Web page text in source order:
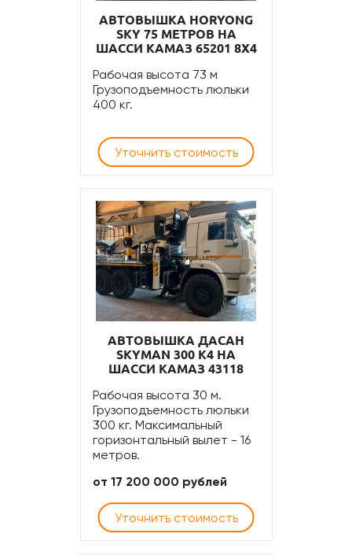
АВТОВЫШКА HORYONG
SKY 75 МЕТРОВ НА
ШАССИ КАМАЗ 65201 8Х4
Рабочая высота 73 м
Грузоподъемность люльки
400 кг.
Уточнить стоимость
АВТОВЫШКА ДАСАН
SKYMAN 300 К4 НА
ШАССИ КАМАЗ 43118
Рабочая высота 30 м.
Грузоподъемность люльки
300 кг. Максимальный
горизонтальный вылет - 16
метров.
от 17 200 000 рублей
Уточнить стоимость